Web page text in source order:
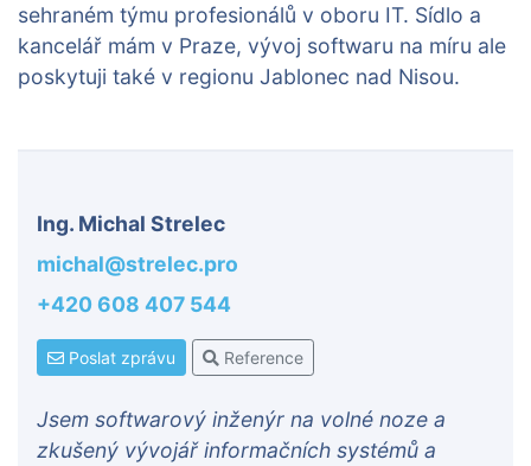
sehraném týmu profesionálů v oboru IT. Sídlo a
kancelář mám v Praze, vývoj softwaru na míru ale
poskytuji také v regionu Jablonec nad Nisou.
Ing. Michal Strelec
michal@strelec.pro
+420 608 407 544
Poslat zprávu Reference
Jsem softwarový inženýr na volné noze a
zkušený vývojář informačních systémů a